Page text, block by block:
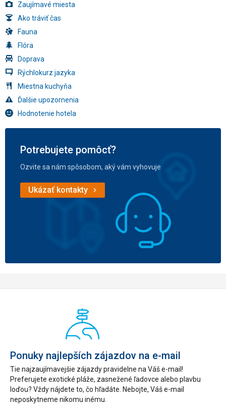
Zaujímavé miesta
Ako tráviť čas
Fauna
Flóra
Doprava
Rýchlokurz jazyka
Miestna kuchyňa
Ďalšie upozornenia
Hodnotenie hotela
Potrebujete pomôcť?
Ozvite sa nám spôsobom, aký vám vyhovuje
Ukázať kontakty
Ponuky najlepších zájazdov na e-mail
Tie najzaujímavejšie zájazdy pravidelne na Váš e-mail!
Preferujete exotické pláže, zasnežené ľadovce alebo plavbu
loďou? Vždy nájdete to, čo hľadáte. Nebojte, Váš e-mail
neposkytneme nikomu inému.